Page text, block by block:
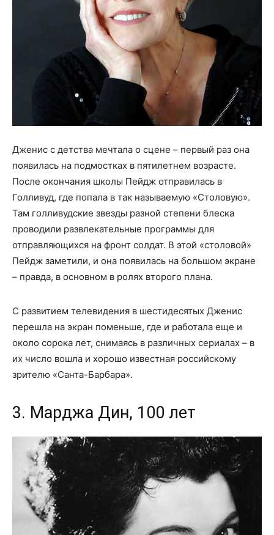
Дженис с детства мечтала о сцене – первый раз она
появилась на подмостках в пятилетнем возрасте.
После окончания школы Пейдж отправилась в
Голливуд, где попала в так называемую «Столовую».
Там голливудские звезды разной степени блеска
проводили развлекательные программы для
отправляющихся на фронт солдат. В этой «столовой»
Пейдж заметили, и она появилась на большом экране
– правда, в основном в ролях второго плана.
С развитием телевидения в шестидесятых Дженис
перешла на экран поменьше, где и работала еще и
около сорока лет, снимаясь в различных сериалах – в
их число вошла и хорошо известная российскому
зрителю «Санта-Барбара».
3. Марджа Дин, 100 лет